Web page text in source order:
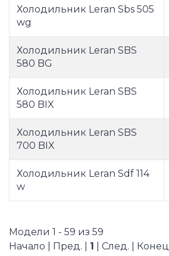
Холодильник Leran Sbs 505
wg
Холодильник Leran SBS
580 BG
Холодильник Leran SBS
580 BIX
Холодильник Leran SBS
700 BIX
Холодильник Leran Sdf 114
w
Модели 1 - 59 из 59
Начало | Пред. | 1 | След. | Конец